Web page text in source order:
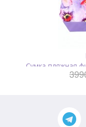
Сумка пляжная